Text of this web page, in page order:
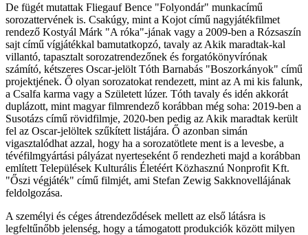
De fügét mutattak Fliegauf Bence "Folyondár" munkacímű
sorozattervének is. Csakúgy, mint a Kojot című nagyjátékfilmet
rendező Kostyál Márk "A róka"-jának vagy a 2009-ben a Rózsaszín
sajt című vígjátékkal bamutatkopzó, tavaly az Akik maradtak-kal
villantó, tapasztalt sorozatrendezőnek és forgatókönyvírónak
számító, kétszeres Oscar-jelölt Tóth Barnabás "Boszorkányok" című
projektjének. Ő olyan sorozatokat rendezett, mint az A mi kis falunk,
a Csalfa karma vagy a Született lúzer. Tóth tavaly és idén akkorát
duplázott, mint magyar filmrendező korábban még soha: 2019-ben a
Susotázs című rövidfilmje, 2020-ben pedig az Akik maradtak került
fel az Oscar-jelöltek szűkített listájára. Ő azonban simán
vigasztalódhat azzal, hogy ha a sorozatötlete ment is a levesbe, a
tévéfilmgyártási pályázat nyerteseként ő rendezheti majd a korábban
említett Települések Kulturális Életéért Közhasznú Nonprofit Kft.
"Őszi végjáték" című filmjét, ami Stefan Zewig Sakknovellájának
feldolgozása.
A személyi és céges átrendeződések mellett az első látásra is
legfeltűnőbb jelenség, hogy a támogatott produkciók között milyen